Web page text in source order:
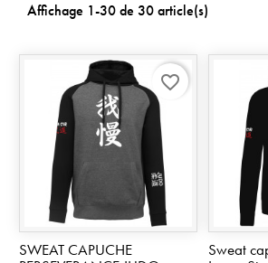
Affichage 1-30 de 30 article(s)
SWEAT CAPUCHE
favorite_border
Sweat